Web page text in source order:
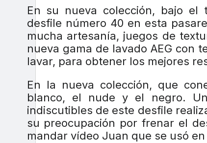
En su nueva colección, bajo el
desfile número 40 en esta
mucha artesanía, juegos de
nueva gama de lavado AEG con
lavar, para obtener los mejores
En la nueva colección, que
blanco, el nude y el negro.
indiscutibles de este desfile
su preocupación por frenar el
mandar vídeo Juan que se usó